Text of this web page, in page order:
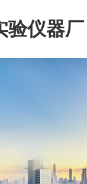
验仪器厂